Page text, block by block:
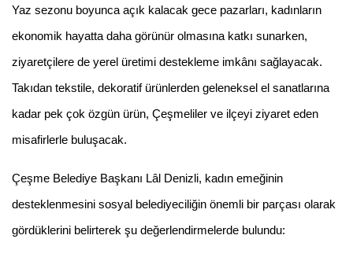
Yaz sezonu boyunca açık kalacak gece pazarları, kadınların
ekonomik hayatta daha görünür olmasına katkı sunarken,
ziyaretçilere de yerel üretimi destekleme imkânı sağlayacak.
Takıdan tekstile, dekoratif ürünlerden geleneksel el sanatlarına
kadar pek çok özgün ürün, Çeşmeliler ve ilçeyi ziyaret eden
misafirlerle buluşacak.
Çeşme Belediye Başkanı Lâl Denizli, kadın emeğinin
desteklenmesini sosyal belediyeciliğin önemli bir parçası olarak
gördüklerini belirterek şu değerlendirmelerde bulundu: